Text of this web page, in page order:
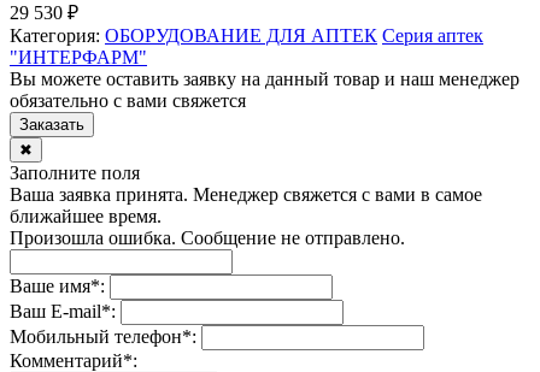
29 530 ₽
Категория: ОБОРУДОВАНИЕ ДЛЯ АПТЕК Серия аптек
"ИНТЕРФАРМ"
Вы можете оставить заявку на данный товар и наш менеджер
обязательно с вами свяжется
Заказать
✖
Заполните поля
Ваша заявка принята. Менеджер свяжется с вами в самое
ближайшее время.
Произошла ошибка. Сообщение не отправлено.
Ваше имя*:
Ваш E-mail*:
Мобильный телефон*:
Комментарий*: